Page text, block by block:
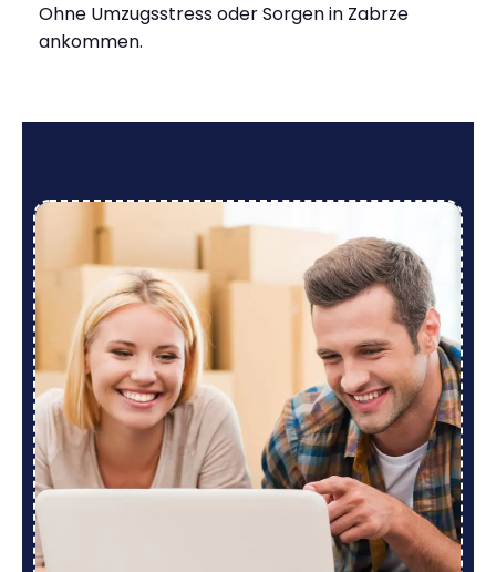
Ohne Umzugsstress oder Sorgen in Zabrze
ankommen.